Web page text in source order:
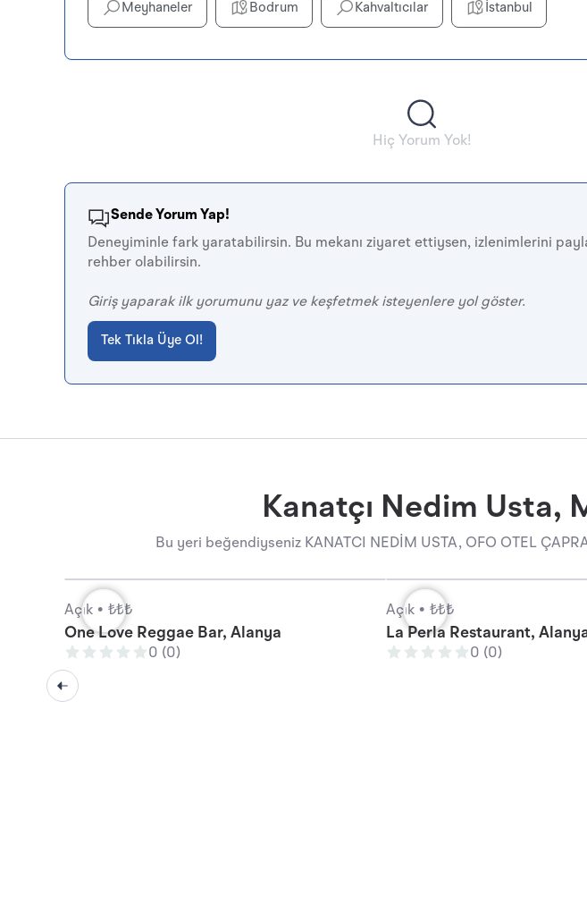
Meyhaneler Bodrum Kahvaltıcılar İstanbul
Hiç Yorum Yok!
Sende Yorum Yap!
Deneyiminle fark yaratabilirsin. Bu mekanı ziyaret ettiysen, izlenimlerini
rehber olabilirsin.
Giriş yaparak ilk yorumunu yaz ve keşfetmek isteyenlere yol göster.
Tek Tıkla Üye Ol!
Kanatçı Nedim Usta,
Bu yeri beğendiyseniz KANATCI NEDİM USTA, OFO OTEL
Açık • ₺₺₺
One Love Reggae Bar, Alanya
0 (0)
Açık • ₺₺₺
La Perla Restaurant,
0 (0)